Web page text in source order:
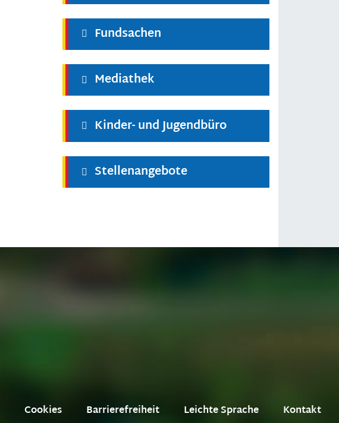
Fundsachen
Mediathek
Kinder- und Jugendbüro
Stellenangebote
Cookies Barrierefreiheit Leichte Sprache Kontakt